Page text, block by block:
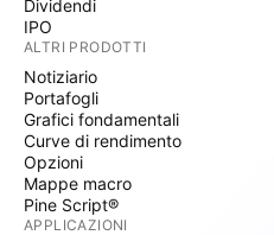
Dividendi
IPO
ALTRI PRODOTTI
Notiziario
Portafogli
Grafici fondamentali
Curve di rendimento
Opzioni
Mappe macro
Pine Script®
APPLICAZIONI